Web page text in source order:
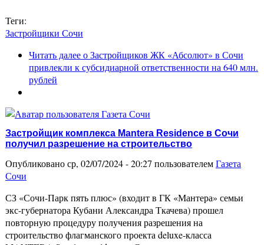
Теги:
Застройщики Сочи
Читать далеео Застройщиков ЖК «Абсолют» в Сочи
привлекли к субсидиарной ответственности на 640 млн.
рублей
Застройщик комплекса Mantera Residence в Сочи
получил разрешение на строительство
Опубликовано ср, 02/07/2024 - 20:27 пользователемГазета
Сочи
СЗ «Сочи-Парк пять плюс» (входит в ГК «Мантера» семьи
экс-губернатора Кубани Александра Ткачева) прошел
повторную процедуру получения разрешения на
строительство флагманского проекта deluxe-класса